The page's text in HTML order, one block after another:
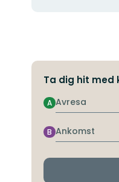
Ta dig hit med
Avresa
A
Ankomst
B